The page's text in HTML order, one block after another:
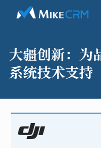
大疆创新： 为
系统技术支持